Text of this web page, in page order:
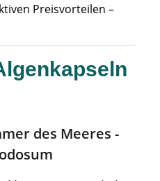
Preisvorteilen –
des Meeres -